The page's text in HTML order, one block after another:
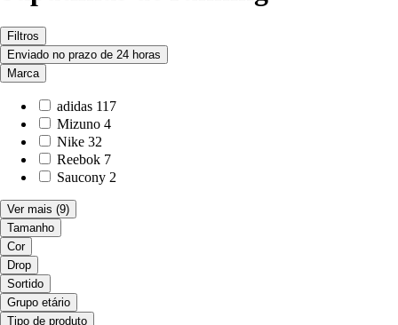
Filtros
Enviado no prazo de 24 horas
Marca
adidas 117
Mizuno 4
Nike 32
Reebok 7
Saucony 2
Ver mais (9)
Tamanho
Cor
Drop
Sortido
Grupo etário
Tipo de produto